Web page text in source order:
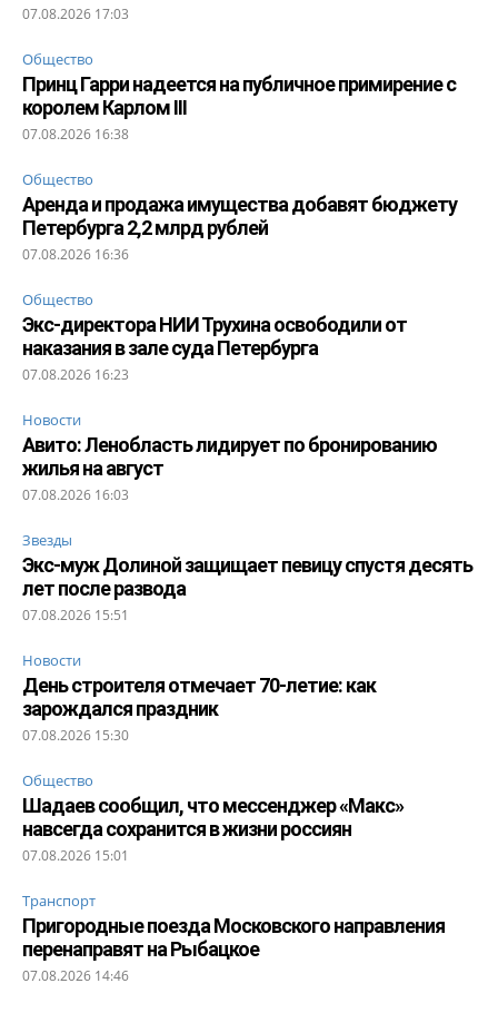
07.08.2026 17:03
Общество
Принц Гарри надеется на публичное примирение с
королем Карлом III
07.08.2026 16:38
Общество
Аренда и продажа имущества добавят бюджету
Петербурга 2,2 млрд рублей
07.08.2026 16:36
Общество
Экс-директора НИИ Трухина освободили от
наказания в зале суда Петербурга
07.08.2026 16:23
Новости
Авито: Ленобласть лидирует по бронированию
жилья на август
07.08.2026 16:03
Звезды
Экс-муж Долиной защищает певицу спустя десять
лет после развода
07.08.2026 15:51
Новости
День строителя отмечает 70-летие: как
зарождался праздник
07.08.2026 15:30
Общество
Шадаев сообщил, что мессенджер «Макс»
навсегда сохранится в жизни россиян
07.08.2026 15:01
Транспорт
Пригородные поезда Московского направления
перенаправят на Рыбацкое
07.08.2026 14:46